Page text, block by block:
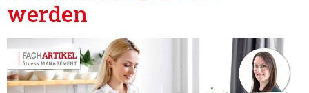
werden